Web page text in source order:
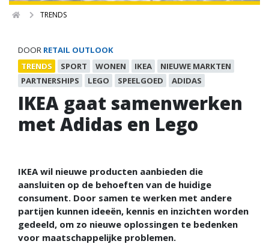
TRENDS
DOOR RETAIL OUTLOOK
TRENDS
SPORT WONEN IKEA
NIEUWE MARKTEN
PARTNERSHIPS
LEGO SPEELGOED ADIDAS
IKEA gaat samenwerken
met Adidas en Lego
IKEA wil nieuwe producten aanbieden die
aansluiten op de behoeften van de huidige
consument. Door samen te werken met andere
partijen kunnen ideeën, kennis en inzichten worden
gedeeld, om zo nieuwe oplossingen te bedenken
voor maatschappelijke problemen.